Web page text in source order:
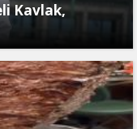
Kavlak,